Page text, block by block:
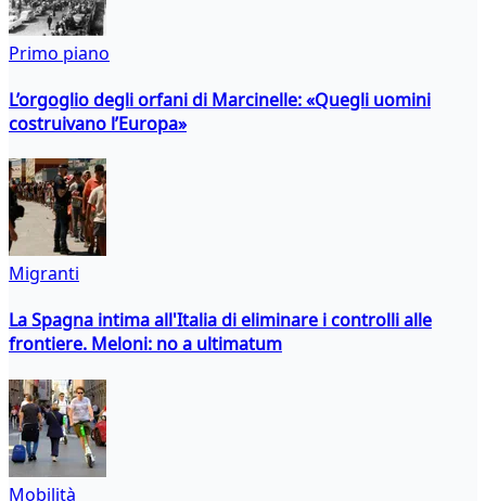
Primo piano
L’orgoglio degli orfani di Marcinelle: «Quegli uomini
costruivano l’Europa»
Migranti
La Spagna intima all'Italia di eliminare i controlli alle
frontiere. Meloni: no a ultimatum
Mobilità